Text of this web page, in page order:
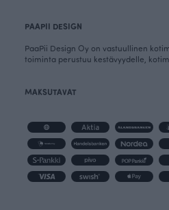
PAAPII DESIGN
PaaPii Design Oy on vastuullinen
toiminta perustuu kestävyydelle,
MAKSUTAVAT